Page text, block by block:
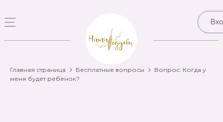
Главная страница Бесплатные вопросы
Вопрос: Когда у
меня будет ребенок?